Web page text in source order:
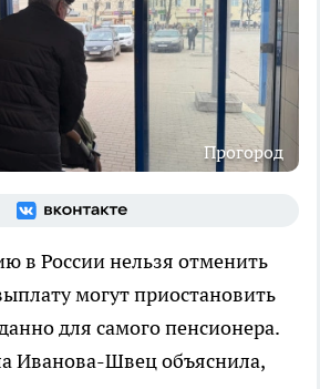
Прогород
в России нельзя отменить
могут приостановить
для самого пенсионера.
Иванова-Швец объяснила,